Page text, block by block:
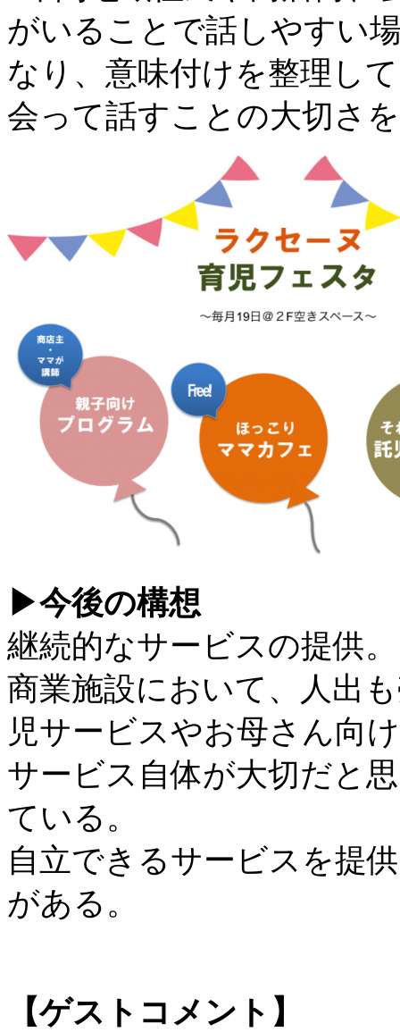
がいることで話しやすい
なり、意味付けを整理し
会って話すことの大切さ
▶︎今後の構想
継続的なサービスの提供。
商業施設において、人出
児サービスやお母さん向
サービス自体が大切だと
ている。
自立できるサービスを提
がある。
【ゲストコメント】